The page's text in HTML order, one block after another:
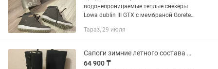
водонепроницаемые теплые снекеры
Lowa dublin III GTX с мембраной Goretex
теплым носком, на этикетке 46
размер...
Тараз, 29 июля
Сапоги зимние летного состава ВВС 45-46 размер
64 900 ₸